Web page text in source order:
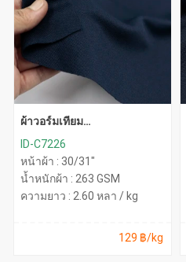
ผ้าวอร์มเทียม
ID-C7226
หน้าผ้า : 30/31"
น้ำหนักผ้า : 263 GSM
ความยาว : 2.60 หลา / kg
129 ฿/kg